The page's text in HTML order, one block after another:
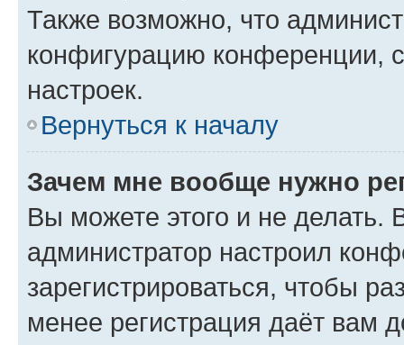
Также возможно, что
конфигурацию конференции,
настроек.
Вернуться к началу
Зачем мне вообще нужно
Вы можете этого и не делать.
администратор настроил
зарегистрироваться, чтобы
менее регистрация даёт вам